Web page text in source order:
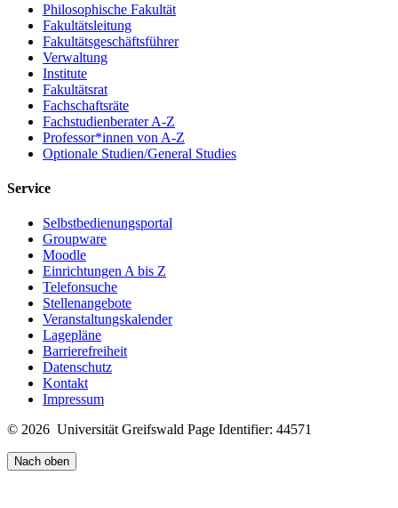
Philosophische Fakultät
Fakultätsleitung
Fakultätsgeschäftsführer
Verwaltung
Institute
Fakultätsrat
Fachschaftsräte
Fachstudienberater A-Z
Professor*innen von A-Z
Optionale Studien/General Studies
Service
Selbstbedienungsportal
Groupware
Moodle
Einrichtungen A bis Z
Telefonsuche
Stellenangebote
Veranstaltungskalender
Lagepläne
Barrierefreiheit
Datenschutz
Kontakt
Impressum
© 2026 Universität Greifswald Page Identifier: 44571
Nach oben